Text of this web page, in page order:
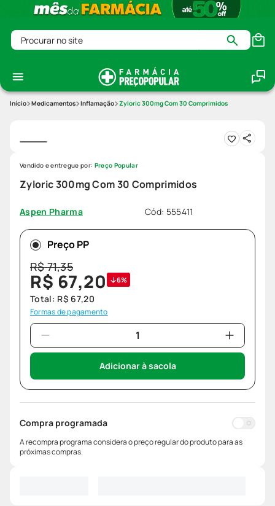
Procurar no site
Medicamentos Inflamação Zyloric 300mg Com 30 Comprimidos
Zyloric 300mg Com 30 Comprimidos
Aspen Pharma Cód: 555411
Vendido e entregue por: Preço Popular
Preço PP
R$71,35
R$ 67,20 6%
Total: R$ 67,20
Formas de pagamento
Adicionar à sacola
Compra programada
A recompra programa considera o preço regular do produto para as
próximas compras.